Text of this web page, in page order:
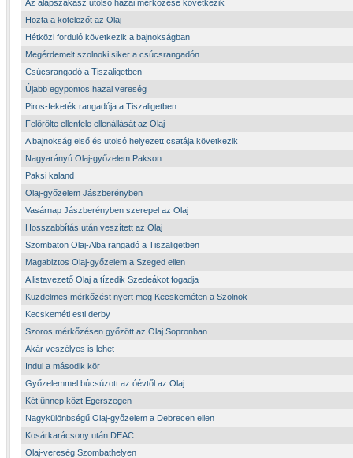
Az alapszakasz utolsó hazai mérkőzése következik
Hozta a kötelezőt az Olaj
Hétközi forduló következik a bajnokságban
Megérdemelt szolnoki siker a csúcsrangadón
Csúcsrangadó a Tiszaligetben
Újabb egypontos hazai vereség
Piros-feketék rangadója a Tiszaligetben
Felőrölte ellenfele ellenállását az Olaj
A bajnokság első és utolsó helyezett csatája következik
Nagyarányú Olaj-győzelem Pakson
Paksi kaland
Olaj-győzelem Jászberényben
Vasárnap Jászberényben szerepel az Olaj
Hosszabbítás után veszített az Olaj
Szombaton Olaj-Alba rangadó a Tiszaligetben
Magabiztos Olaj-győzelem a Szeged ellen
A listavezető Olaj a tízedik Szedeákot fogadja
Küzdelmes mérkőzést nyert meg Kecskeméten a Szolnok
Kecskeméti esti derby
Szoros mérkőzésen győzött az Olaj Sopronban
Akár veszélyes is lehet
Indul a második kör
Győzelemmel búcsúzott az óévtől az Olaj
Két ünnep közt Egerszegen
Nagykülönbségű Olaj-győzelem a Debrecen ellen
Kosárkarácsony után DEAC
Olaj-vereség Szombathelyen